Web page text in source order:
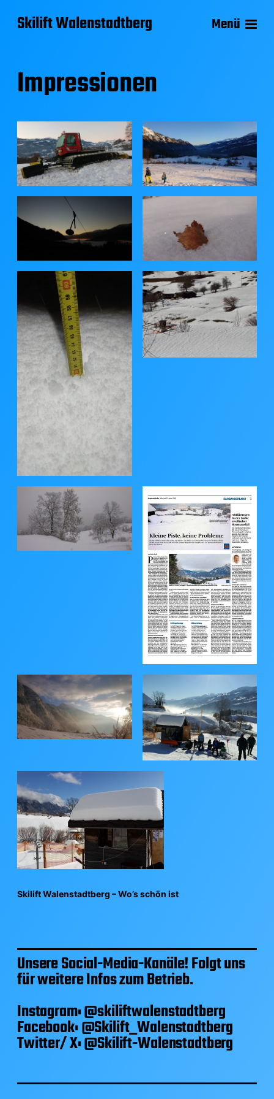
Skilift Walenstadtberg Menü
Impressionen
Skilift Walenstadtberg – Wo’s schön ist
Unsere Social-Media-Kanäle! Folgt uns
für weitere Infos zum Betrieb.
Instagram: @skiliftwalenstadtberg
Facebook: @Skilift_Walenstadtberg
Twitter/ X: @Skilift-Walenstadtberg